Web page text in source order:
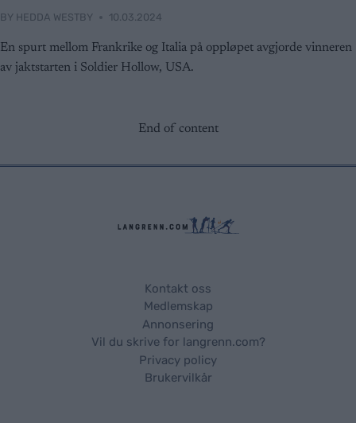
BY HEDDA WESTBY 10.03.2024
En spurt mellom Frankrike og Italia på oppløpet avgjorde vinneren
av jaktstarten i Soldier Hollow, USA.
End of content
Kontakt oss
Medlemskap
Annonsering
Vil du skrive for langrenn.com?
Privacy policy
Brukervilkår